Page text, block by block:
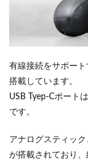
有線接続をサポー
搭載しています。
USB Tyep-Cポート
です。
アナログスティッ
が搭載されており